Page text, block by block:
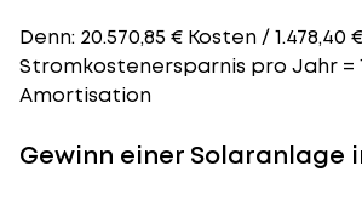
Denn: 20.570,85 € Kosten / 1.478,40 €
Stromkostenersparnis pro Jahr =
Amortisation
Gewinn einer Solaranlage